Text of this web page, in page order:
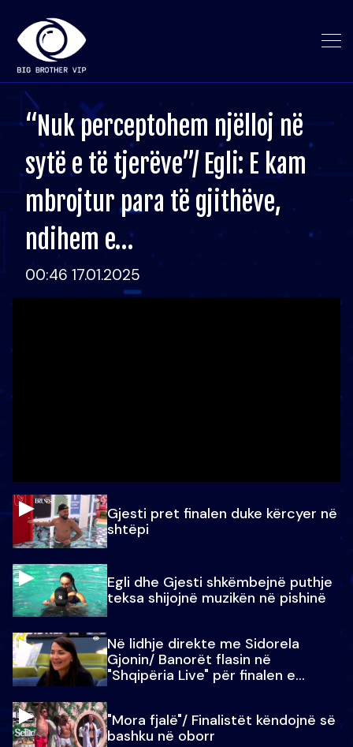
“Nuk perceptohem njëlloj në
sytë e të tjerëve”/ Egli: E kam
mbrojtur para të gjithëve,
ndihem e…
00:46 17.01.2025
Gjesti pret finalen duke kërcyer në
shtëpi
Egli dhe Gjesti shkëmbejnë puthje
teksa shijojnë muzikën në pishinë
Në lidhje direkte me Sidorela
Gjonin/ Banorët flasin në
"Shqipëria Live" për finalen e
"Mora fjalë"/ Finalistët këndojnë së
bashku në oborr